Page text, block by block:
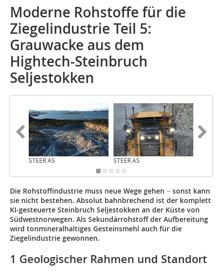
Moderne Rohstoffe für die
Ziegelindustrie Teil 5:
Grauwacke aus dem
Hightech-Steinbruch
Seljestokken
STEER AS STEER AS
Die Rohstoffindustrie muss neue Wege gehen − sonst kann
sie nicht bestehen. Absolut bahnbrechend ist der komplett
KI-gesteuerte Steinbruch Seljestokken an der Küste von
Südwestnorwegen. Als Sekundärrohstoff der Aufbereitung
wird tonmineralhaltiges Gesteinsmehl auch für die
Ziegelindustrie gewonnen.
1 Geologischer Rahmen und Standort